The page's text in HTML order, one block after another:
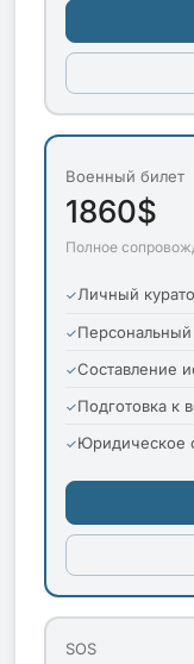
Военный билет
1860$
Полное
Личный
Составление
Подготовка к
Юридическое
SOS